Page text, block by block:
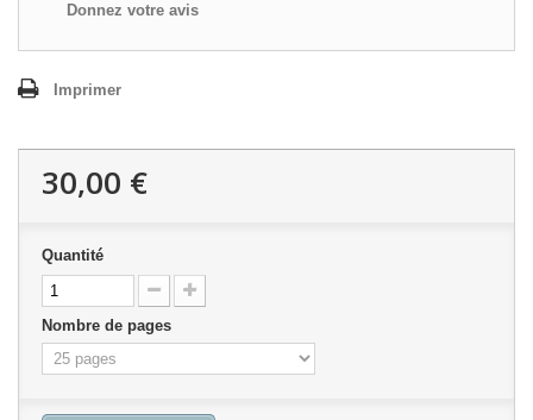
Donnez votre avis
Imprimer
30,00 €
Quantité
Nombre de pages